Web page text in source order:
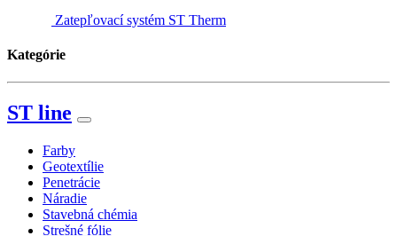
Zatepľovací systém ST Therm
Kategórie
ST line
Farby
Geotextílie
Penetrácie
Náradie
Stavebná chémia
Strešné fólie